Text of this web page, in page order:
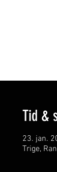
Tid &
23. jan.
Trige,